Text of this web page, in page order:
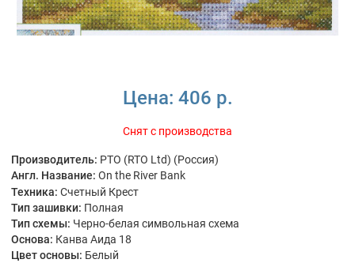
Цена: 406 р.
Снят с производства
Производитель: РТО (RTO Ltd) (Россия)
Англ. Название: On the River Bank
Техника: Счетный Крест
Тип зашивки: Полная
Тип схемы: Черно-белая символьная схема
Основа: Канва Аида 18
Цвет основы: Белый